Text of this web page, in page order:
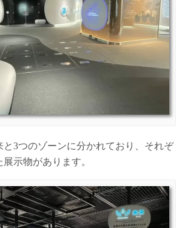
と3つのゾーンに分かれており、それぞ
示物があります。